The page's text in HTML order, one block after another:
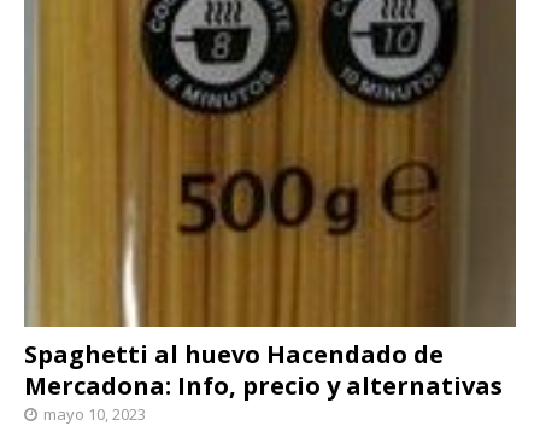
Spaghetti al huevo Hacendado de
Mercadona: Info, precio y alternativas
mayo 10, 2023